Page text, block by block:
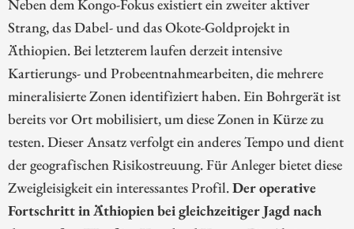
Strang, das Dabel- und das Okote-Goldprojekt in
Äthiopien. Bei letzterem laufen derzeit intensive
Kartierungs- und Probeentnahmearbeiten, die mehrere
mineralisierte Zonen identifiziert haben. Ein Bohrgerät ist
bereits vor Ort mobilisiert, um diese Zonen in Kürze zu
testen. Dieser Ansatz verfolgt ein anderes Tempo und dient
der geografischen Risikostreuung. Für Anleger bietet diese
Zweigleisigkeit ein interessantes Profil.Der operative
Fortschritt in Äthiopien bei gleichzeitiger Jagd nach